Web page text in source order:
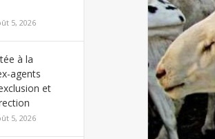
5, 2026
à la
agents
et
5, 2026